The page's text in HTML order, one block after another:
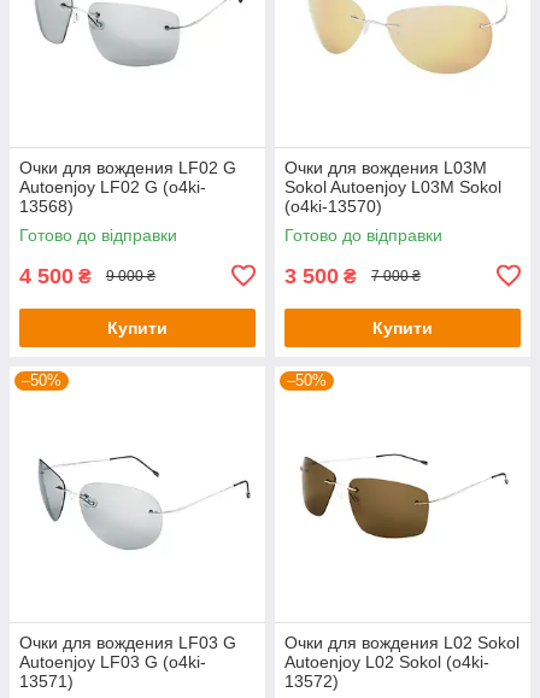
Очки для вождения LF02 G
Autoenjoy LF02 G (o4ki-
13568)
Готово до відправки
4 500 ₴ 9 000 ₴
Купити
Очки для вождения L03M
Sokol Autoenjoy L03M Sokol
(o4ki-13570)
Готово до відправки
3 500 ₴ 7 000 ₴
Купити
–50%
Очки для вождения LF03 G
Autoenjoy LF03 G (o4ki-
13571)
–50%
Очки для вождения L02 Sokol
Autoenjoy L02 Sokol (o4ki-
13572)